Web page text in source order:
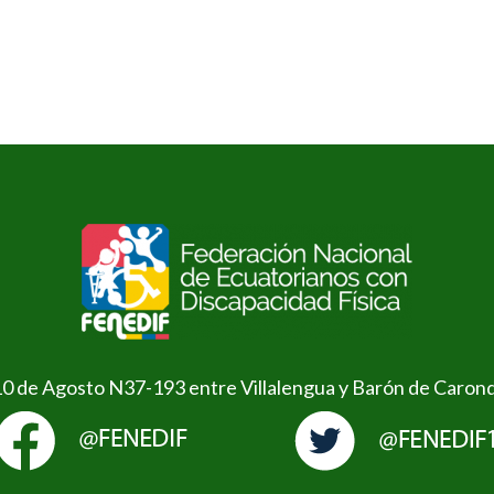
de Agosto N37-193 entre Villalengua y Barón de